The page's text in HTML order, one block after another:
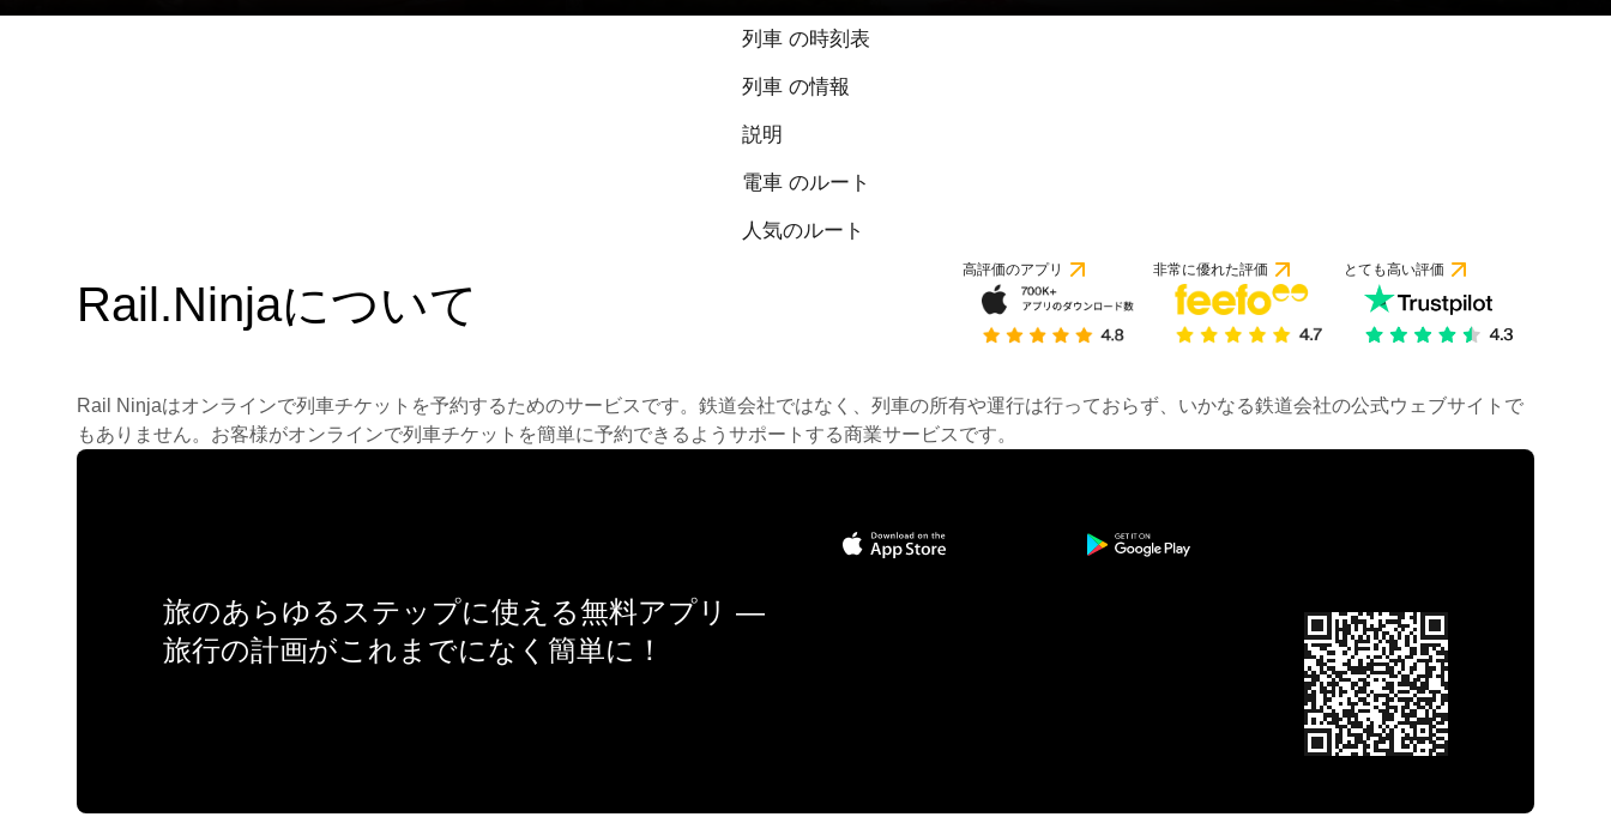
列車 の時刻表
列車 の情報
説明
電車 のルート
人気のルート
Rail.Ninjaについて
高評価のアプリ 非常に優れた評価 とても高い評価
Rail Ninjaはオンラインで列車チケットを予約するためのサービスです。鉄道会社ではなく、列車の所有や運行は行っておらず、いかなる鉄道会社の公式ウェブサイトで
もありません。お客様がオンラインで列車チケットを簡単に予約できるようサポートする商業サービスです。
旅のあらゆるステップに使える無料アプリ —
旅行の計画がこれまでになく簡単に！
9 / 10 点（1件のレビューより）